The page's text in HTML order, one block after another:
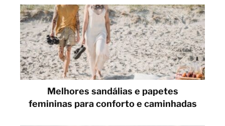
Melhores sandálias e papetes
femininas para conforto e caminhadas